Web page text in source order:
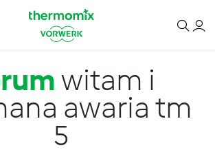
witam i
awaria tm
5